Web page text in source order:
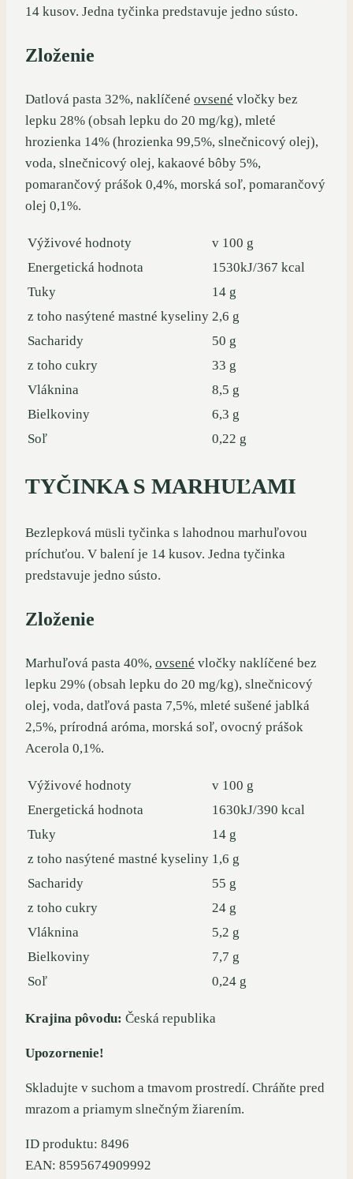
14 kusov. Jedna tyčinka predstavuje jedno sústo.
Zloženie
Datlová pasta 32%, naklíčené ovsené vločky bez
lepku 28% (obsah lepku do 20 mg/kg), mleté
hrozienka 14% (hrozienka 99,5%, slnečnicový olej),
voda, slnečnicový olej, kakaové bôby 5%,
pomarančový prášok 0,4%, morská soľ, pomarančový
olej 0,1%.
Výživové hodnoty
v 100 g
Energetická hodnota
1530kJ/367 kcal
Tuky
14 g
z toho nasýtené mastné kyseliny 2,6 g
Sacharidy
50 g
z toho cukry
33 g
Vláknina
8,5 g
Bielkoviny
6,3 g
Soľ
0,22 g
TYČINKA S MARHUĽAMI
Bezlepková müsli tyčinka s lahodnou marhuľovou
príchuťou. V balení je 14 kusov. Jedna tyčinka
predstavuje jedno sústo.
Zloženie
Marhuľová pasta 40%, ovsené vločky naklíčené bez
lepku 29% (obsah lepku do 20 mg/kg), slnečnicový
olej, voda, datľová pasta 7,5%, mleté sušené jablká
2,5%, prírodná aróma, morská soľ, ovocný prášok
Acerola 0,1%.
Výživové hodnoty
v 100 g
Energetická hodnota
1630kJ/390 kcal
Tuky
14 g
z toho nasýtené mastné kyseliny 1,6 g
Sacharidy
55 g
z toho cukry
24 g
Vláknina
5,2 g
Bielkoviny
7,7 g
Soľ
0,24 g
Krajina pôvodu: Česká republika
Upozornenie!
Skladujte v suchom a tmavom prostredí. Chráňte pred
mrazom a priamym slnečným žiarením.
ID produktu: 8496
EAN: 8595674909992